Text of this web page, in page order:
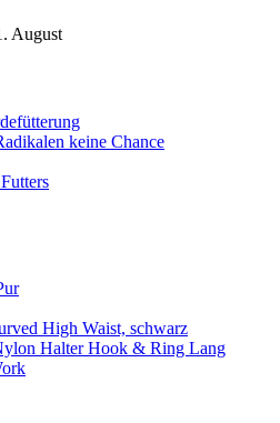
August
keine Chance
High Waist, schwarz
Halter Hook & Ring Lang